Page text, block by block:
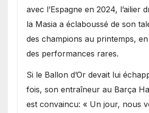
avec l’Espagne en 2024, l’ailier
la Masia a éclaboussé de son
des champions au printemps,
des performances rares.
Si le Ballon d’Or devait lui
fois, son entraîneur au Barça
est convaincu: « Un jour, nous